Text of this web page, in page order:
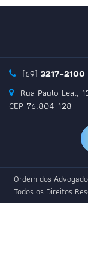
Comissão de
Comissão de
Comissão de
Comissão de
Comissão de
(69) 3217-2100
Rua Paulo Leal,
CEP 76.804-128
Ordem dos
Todos os Direitos